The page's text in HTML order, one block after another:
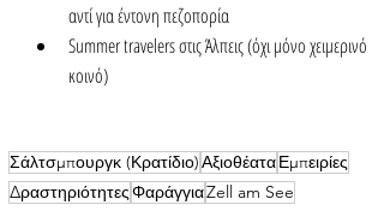
αντί για έντονη πεζοπορία
Summer travelers στις Άλπεις (όχι μόνο χειμερινό
κοινό)
Σάλτσμπουργκ (Κρατίδιο)ΑξιοθέαταΕμπειρίες
ΔραστηριότητεςΦαράγγιαZell am See